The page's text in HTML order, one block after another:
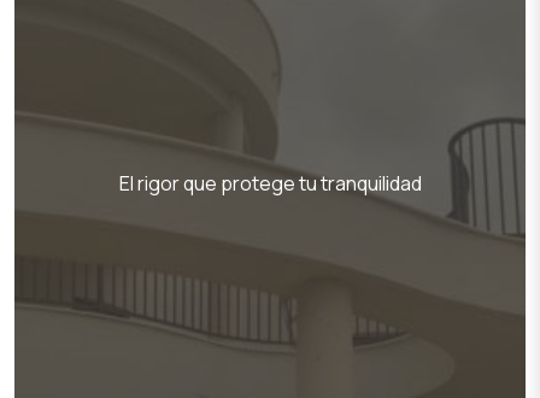
El rigor que protege tu tranquilidad